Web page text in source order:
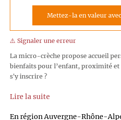
Mettez-la en valeur
⚠️ Signaler une erreur
La micro-crèche propose accueil
bienfaits pour l’enfant, proximité et
s'y inscrire ?
Lire la suite
En région Auvergne-Rhône-